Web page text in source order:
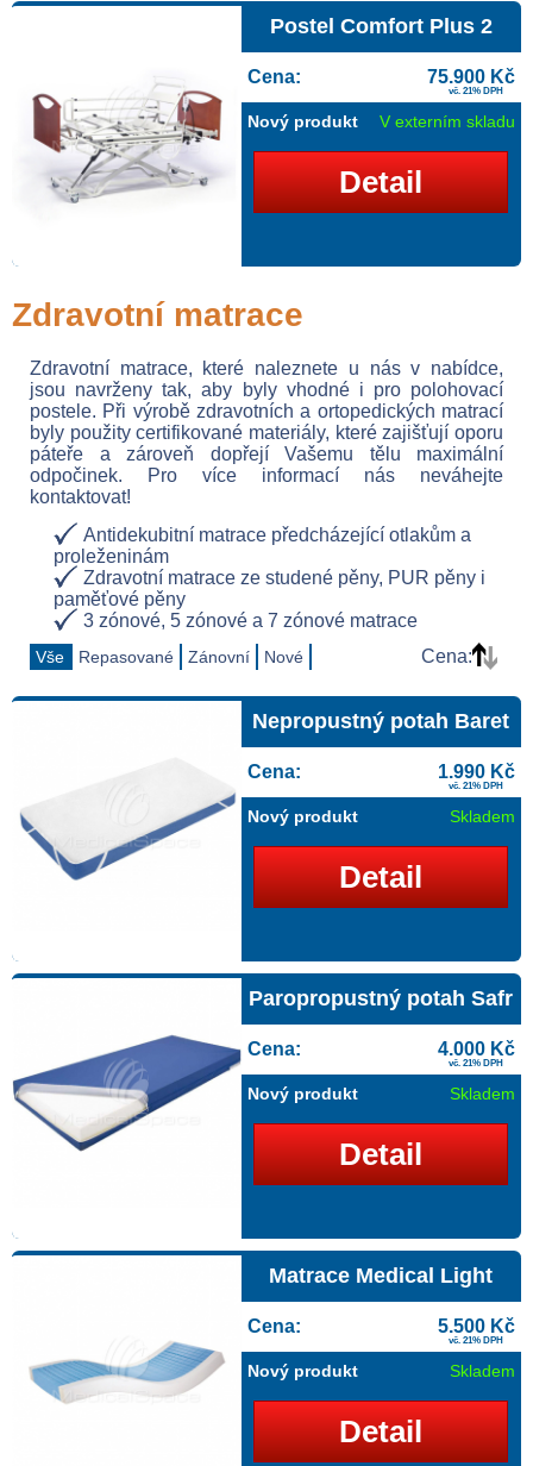
Postel Comfort Plus 2
Cena: 75.900 Kč
vč. 21% DPH
Nový produkt V externím skladu
Detail
Zdravotní matrace
Zdravotní matrace, které naleznete u nás v nabídce,
jsou navrženy tak, aby byly vhodné i pro polohovací
postele. Při výrobě zdravotních a ortopedických matrací
byly použity certifikované materiály, které zajišťují oporu
páteře a zároveň dopřejí Vašemu tělu maximální
odpočinek. Pro více informací nás neváhejte
kontaktovat!
Antidekubitní matrace předcházející otlakům a
proleženinám
Zdravotní matrace ze studené pěny, PUR pěny i
paměťové pěny
3 zónové, 5 zónové a 7 zónové matrace
Vše Repasované Zánovní Nové Cena:
Nepropustný potah Baret
Cena: 1.990 Kč
vč. 21% DPH
Nový produkt Skladem
Detail
Paropropustný potah Safr
Cena: 4.000 Kč
vč. 21% DPH
Nový produkt Skladem
Detail
Matrace Medical Light
Cena: 5.500 Kč
vč. 21% DPH
Nový produkt Skladem
Detail